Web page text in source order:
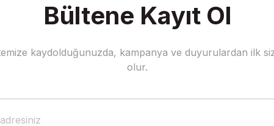
Bültene Kayıt Ol
kaydolduğunuzda, kampanya ve duyurulardan ilk
olur.